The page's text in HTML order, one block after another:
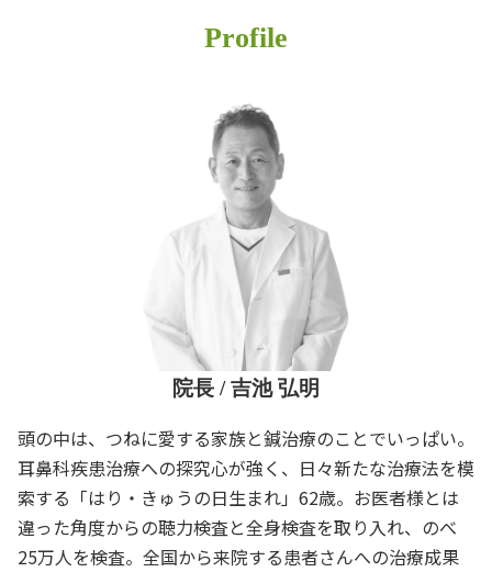
Profile
院長 / 吉池 弘明
頭の中は、つねに愛する家族と鍼治療のことでいっぱい。
耳鼻科疾患治療への探究心が強く、日々新たな治療法を模
索する「はり・きゅうの日生まれ」62歳。お医者様とは
違った角度からの聴力検査と全身検査を取り入れ、のべ
25万人を検査。全国から来院する患者さんへの治療成果